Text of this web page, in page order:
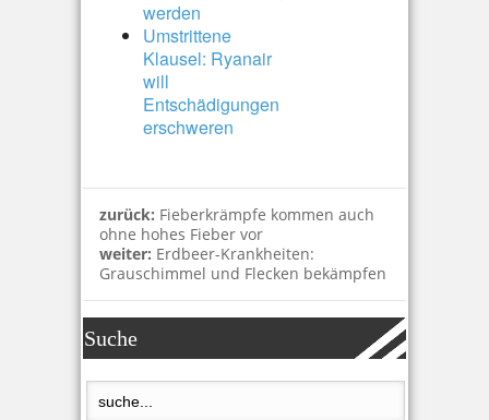
werden
Umstrittene
Klausel: Ryanair
will
Entschädigungen
erschweren
zurück: Fieberkrämpfe kommen auch
ohne hohes Fieber vor
weiter: Erdbeer-Krankheiten:
Grauschimmel und Flecken bekämpfen
Suche